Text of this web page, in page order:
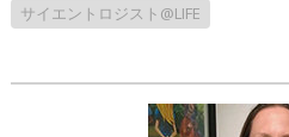
サイエントロジスト@LIFE